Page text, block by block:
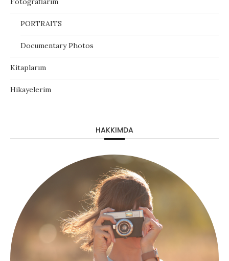
PORTRAITS
Documentary Photos
Kitaplarım
Hikayelerim
HAKKIMDA